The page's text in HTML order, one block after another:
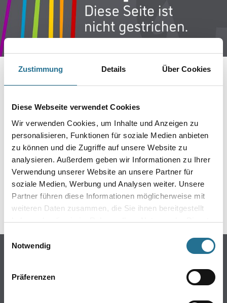
Zustimmung Details Über Cookies
Diese Webseite verwendet Cookies
Wir verwenden Cookies, um Inhalte und Anzeigen zu
personalisieren, Funktionen für soziale Medien anbieten
zu können und die Zugriffe auf unsere Website zu
analysieren. Außerdem geben wir Informationen zu Ihrer
Verwendung unserer Website an unsere Partner für
soziale Medien, Werbung und Analysen weiter. Unsere
Partner führen diese Informationen möglicherweise mit
weiteren Daten zusammen, die Sie ihnen bereitgestellt
haben oder die sie im Rahmen Ihrer Nutzung der Dienste
Einwilligungsauswahl
Notwendig
Präferenzen
IST AUFGETRETEN
Keine Sorge, wir pinseln schon an der Lösung und
werden das Problem so schnell wie möglich beheben.
Erkunden Sie in der Zwischenzeit unseren Online-Shop
und lassen Sie sich inspirieren.
ZURÜCK ZUM ONLINE-SHOP
Online-Shop